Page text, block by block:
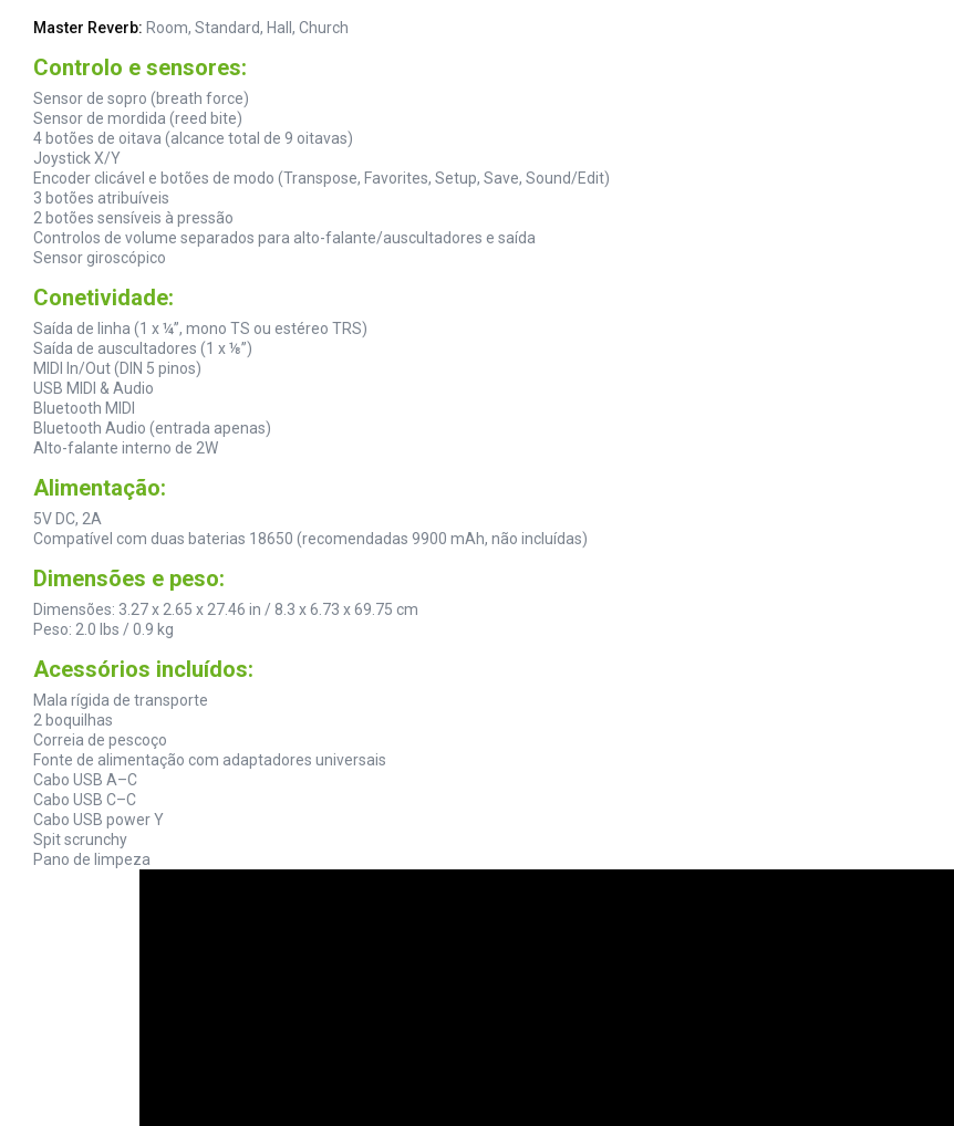
Master Reverb: Room, Standard, Hall, Church
Controlo e sensores:
Sensor de sopro (breath force)
Sensor de mordida (reed bite)
4 botões de oitava (alcance total de 9 oitavas)
Joystick X/Y
Encoder clicável e botões de modo (Transpose, Favorites, Setup, Save, Sound/Edit)
3 botões atribuíveis
2 botões sensíveis à pressão
Controlos de volume separados para alto-falante/auscultadores e saída
Sensor giroscópico
Conetividade:
Saída de linha (1 x ¼”, mono TS ou estéreo TRS)
Saída de auscultadores (1 x ⅛”)
MIDI In/Out (DIN 5 pinos)
USB MIDI & Audio
Bluetooth MIDI
Bluetooth Audio (entrada apenas)
Alto-falante interno de 2W
Alimentação:
5V DC, 2A
Compatível com duas baterias 18650 (recomendadas 9900 mAh, não incluídas)
Dimensões e peso:
Dimensões: 3.27 x 2.65 x 27.46 in / 8.3 x 6.73 x 69.75 cm
Peso: 2.0 lbs / 0.9 kg
Acessórios incluídos:
Mala rígida de transporte
2 boquilhas
Correia de pescoço
Fonte de alimentação com adaptadores universais
Cabo USB A–C
Cabo USB C–C
Cabo USB power Y
Spit scrunchy
Pano de limpeza